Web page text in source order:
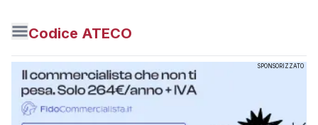
Codice ATECO
SPONSORIZZATO